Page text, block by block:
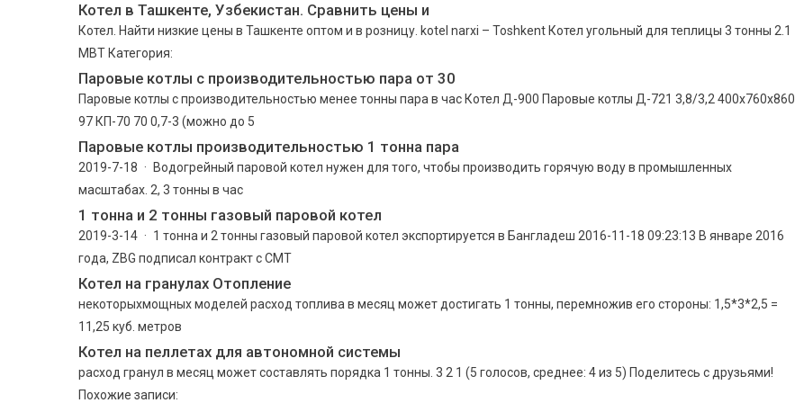
Котел в Ташкенте, Узбекистан. Сравнить цены и
Котел. Найти низкие цены в Ташкенте оптом и в розницу. kotel narxi – Toshkent Котел угольный для теплицы 3 тонны 2.1
МВТ Категория:
Паровые котлы с производительностью пара от 30
Паровые котлы с производительностью менее тонны пара в час Котел Д-900 Паровые котлы Д-721 3,8/3,2 400х760х860
97 КП-70 70 0,7-3 (можно до 5
Паровые котлы производительностью 1 тонна пара
2019-7-18 · Водогрейный паровой котел нужен для того, чтобы производить горячую воду в промышленных
масштабах. 2, 3 тонны в час
1 тонна и 2 тонны газовый паровой котел
2019-3-14 · 1 тонна и 2 тонны газовый паровой котел экспортируется в Бангладеш 2016-11-18 09:23:13 В январе 2016
года, ZBG подписал контракт с CMT
Котел на гранулах Отопление
некоторыхмощных моделей расход топлива в месяц может достигать 1 тонны, перемножив его стороны: 1,5*3*2,5 =
11,25 куб. метров
Котел на пеллетах для автономной системы
расход гранул в месяц может составлять порядка 1 тонны. 3 2 1 (5 голосов, среднее: 4 из 5) Поделитесь с друзьями!
Похожие записи: